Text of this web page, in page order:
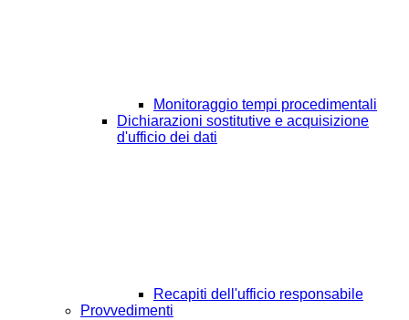
Monitoraggio tempi procedimentali
Dichiarazioni sostitutive e acquisizione
d'ufficio dei dati
Recapiti dell'ufficio responsabile
Provvedimenti